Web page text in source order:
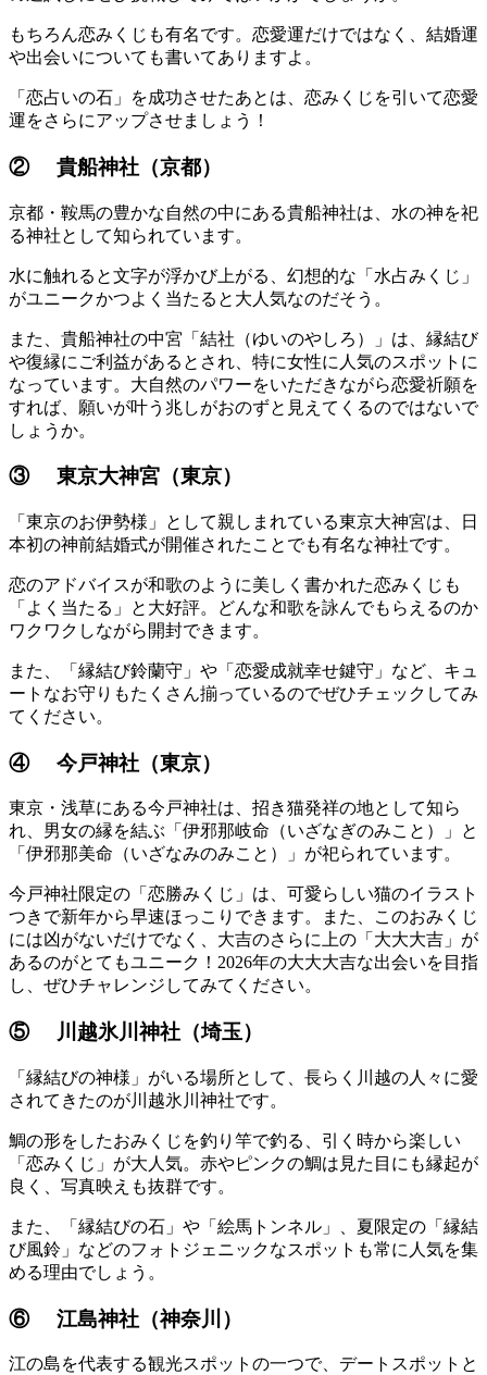
もちろん恋みくじも有名です。恋愛運だけではなく、結婚運
や出会いについても書いてありますよ。
「恋占いの石」を成功させたあとは、恋みくじを引いて恋愛
運をさらにアップさせましょう！
② 貴船神社（京都）
京都・鞍馬の豊かな自然の中にある貴船神社は、水の神を祀
る神社として知られています。
水に触れると文字が浮かび上がる、幻想的な「水占みくじ」
がユニークかつよく当たると大人気なのだそう。
また、貴船神社の中宮「結社（ゆいのやしろ）」は、縁結び
や復縁にご利益があるとされ、特に女性に人気のスポットに
なっています。大自然のパワーをいただきながら恋愛祈願を
すれば、願いが叶う兆しがおのずと見えてくるのではないで
しょうか。
③ 東京大神宮（東京）
「東京のお伊勢様」として親しまれている東京大神宮は、日
本初の神前結婚式が開催されたことでも有名な神社です。
恋のアドバイスが和歌のように美しく書かれた恋みくじも
「よく当たる」と大好評。どんな和歌を詠んでもらえるのか
ワクワクしながら開封できます。
また、「縁結び鈴蘭守」や「恋愛成就幸せ鍵守」など、キュ
ートなお守りもたくさん揃っているのでぜひチェックしてみ
てください。
④ 今戸神社（東京）
東京・浅草にある今戸神社は、招き猫発祥の地として知ら
れ、男女の縁を結ぶ「伊邪那岐命（いざなぎのみこと）」と
「伊邪那美命（いざなみのみこと）」が祀られています。
今戸神社限定の「恋勝みくじ」は、可愛らしい猫のイラスト
つきで新年から早速ほっこりできます。また、このおみくじ
には凶がないだけでなく、大吉のさらに上の「大大大吉」が
あるのがとてもユニーク！2026年の大大大吉な出会いを目指
し、ぜひチャレンジしてみてください。
⑤ 川越氷川神社（埼玉）
「縁結びの神様」がいる場所として、長らく川越の人々に愛
されてきたのが川越氷川神社です。
鯛の形をしたおみくじを釣り竿で釣る、引く時から楽しい
「恋みくじ」が大人気。赤やピンクの鯛は見た目にも縁起が
良く、写真映えも抜群です。
また、「縁結びの石」や「絵馬トンネル」、夏限定の「縁結
び風鈴」などのフォトジェニックなスポットも常に人気を集
める理由でしょう。
⑥ 江島神社（神奈川）
江の島を代表する観光スポットの一つで、デートスポットと